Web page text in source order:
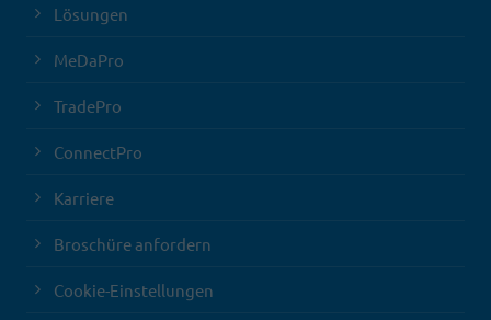
Lösungen
MeDaPro
TradePro
ConnectPro
Karriere
Broschüre anfordern
Cookie-Einstellungen